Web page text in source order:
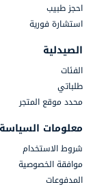
احجز طبيب
استشارة فورية
الصيدلية
الفئات
طلباتي
محدد موقع المتجر
معلومات السياسة
شروط الاستخدام
موافقة الخصوصية
المدفوعات